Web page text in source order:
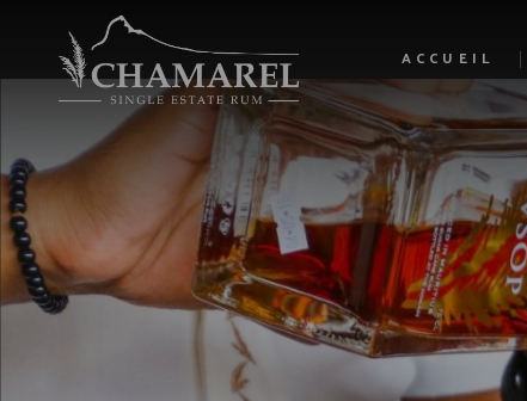
ACCUEIL